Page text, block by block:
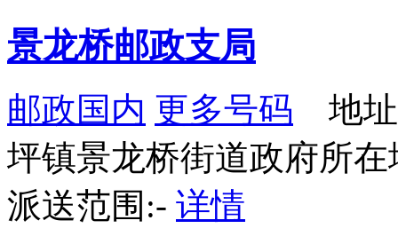
景龙桥邮政支局
邮政国内 更多号码 地址
坪镇景龙桥街道政府所在
派送范围:- 详情